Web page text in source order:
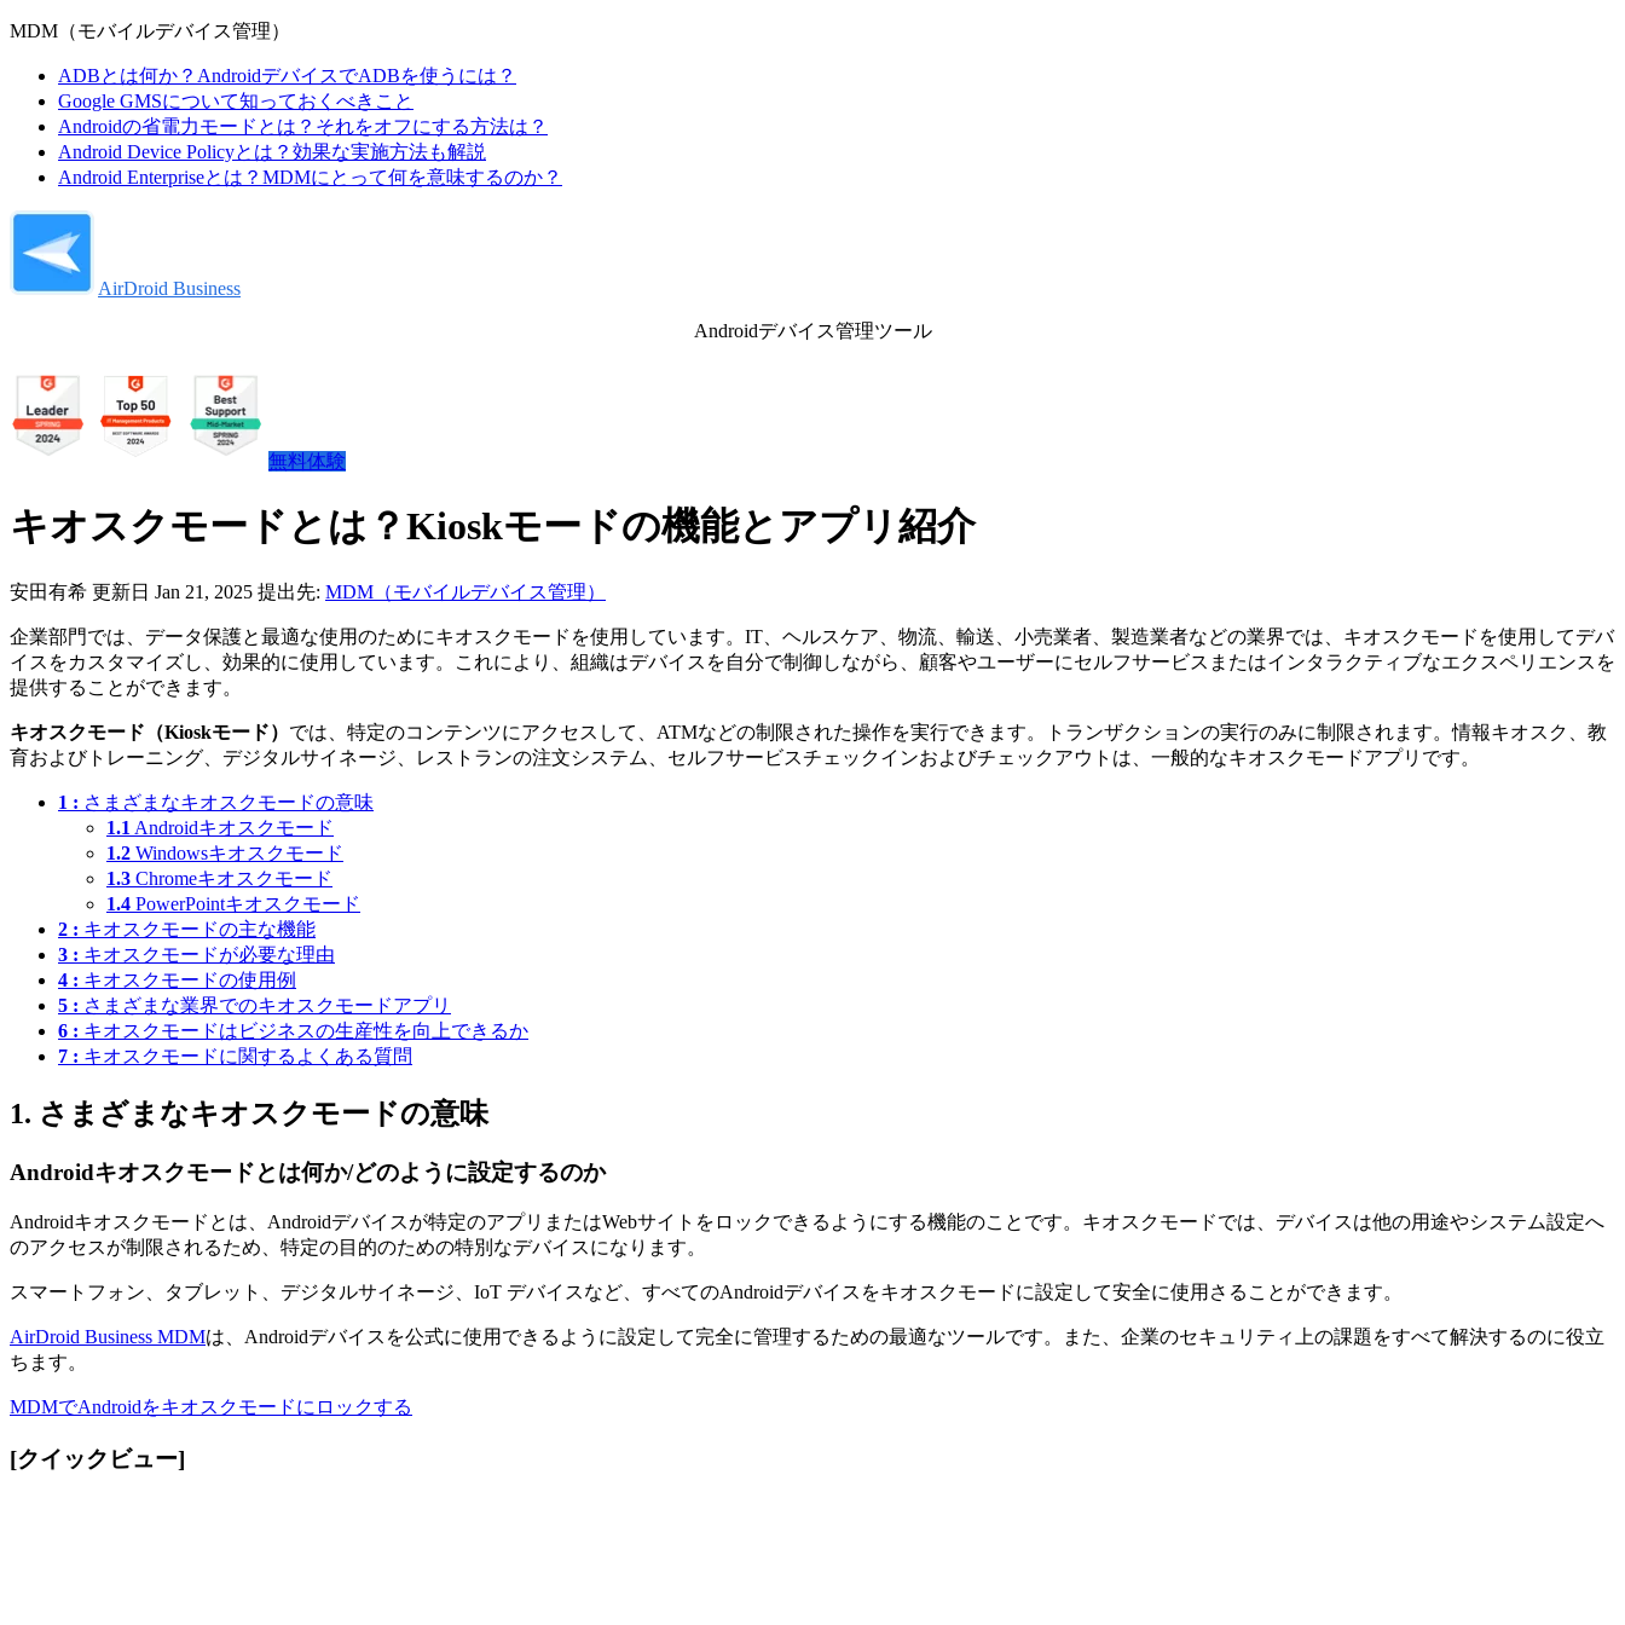
MDM（モバイルデバイス管理）
ADBとは何か？AndroidデバイスでADBを使うには？
Google GMSについて知っておくべきこと
Androidの省電力モードとは？それをオフにする方法は？
Android Device Policyとは？効果な実施方法も解説
Android Enterpriseとは？MDMにとって何を意味するのか？
AirDroid Business
Androidデバイス管理ツール
無料体験
キオスクモードとは？Kioskモードの機能とアプリ紹介
安田有希 更新日 Jan 21, 2025 提出先: MDM（モバイルデバイス管理）
企業部門では、データ保護と最適な使用のためにキオスクモードを使用しています。IT、ヘルスケア、物流、輸送、小売業者、製造業者などの業界では、キオスクモードを使用してデバ
イスをカスタマイズし、効果的に使用しています。これにより、組織はデバイスを自分で制御しながら、顧客やユーザーにセルフサービスまたはインタラクティブなエクスペリエンスを
提供することができます。
キオスクモード（Kioskモード） では、特定のコンテンツにアクセスして、ATMなどの制限された操作を実行できます。トランザクションの実行のみに制限されます。情報キオスク、教
育およびトレーニング、デジタルサイネージ、レストランの注文システム、セルフサービスチェックインおよびチェックアウトは、一般的なキオスクモードアプリです。
1 : さまざまなキオスクモードの意味
1.1 Androidキオスクモード
1.2 Windowsキオスクモード
1.3 Chromeキオスクモード
1.4 PowerPointキオスクモード
2 : キオスクモードの主な機能
3 : キオスクモードが必要な理由
4 : キオスクモードの使用例
5 : さまざまな業界でのキオスクモードアプリ
6 : キオスクモードはビジネスの生産性を向上できるか
7 : キオスクモードに関するよくある質問
1. さまざまなキオスクモードの意味
Androidキオスクモードとは何か/どのように設定するのか
Androidキオスクモードとは、Androidデバイスが特定のアプリまたはWebサイトをロックできるようにする機能のことです。キオスクモードでは、デバイスは他の用途やシステム設定へ
のアクセスが制限されるため、特定の目的のための特別なデバイスになります。
スマートフォン、タブレット、デジタルサイネージ、IoT デバイスなど、すべてのAndroidデバイスをキオスクモードに設定して安全に使用さることができます。
AirDroid Business MDMは、Androidデバイスを公式に使用できるように設定して完全に管理するための最適なツールです。また、企業のセキュリティ上の課題をすべて解決するのに役立
ちます。
MDMでAndroidをキオスクモードにロックする
[クイックビュー]